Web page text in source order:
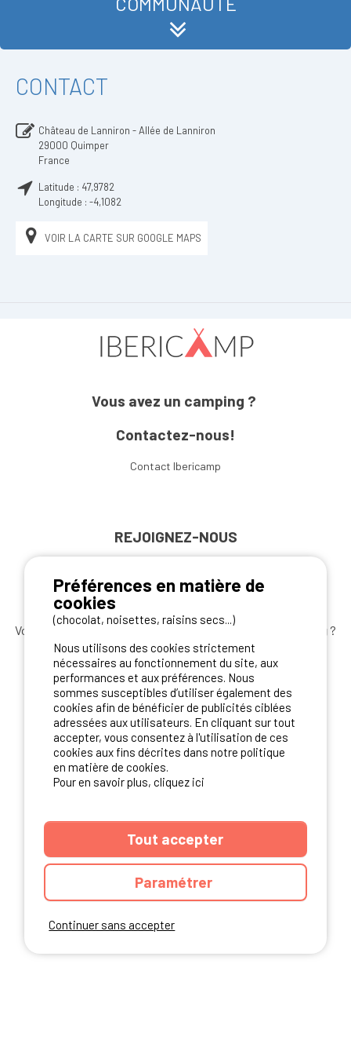
CONTACT
Château de Lanniron - Allée de Lanniron
29000 Quimper
France
Latitude : 47,9782
Longitude : -4,1082
VOIR LA CARTE SUR GOOGLE MAPS
Vous avez un camping ?
Contactez-nous!
Contact Ibericamp
REJOIGNEZ-NOUS
Vous souhaitez bénéficier des meilleures offres camping ?
Abonnez-vous à la newsletterdès aujourd'hui
S'ABONNER
NOS PARTENAIRES
Continuer sans accepter
Préférences en matière de
cookies
(chocolat, noisettes, raisins secs...)
Nous utilisons des cookies strictement
nécessaires au fonctionnement du site, aux
performances et aux préférences. Nous
sommes susceptibles d’utiliser également des
cookies afin de bénéficier de publicités ciblées
adressées aux utilisateurs. En cliquant sur tout
accepter, vous consentez à l'utilisation de ces
cookies aux fins décrites dans notre politique
en matière de cookies.
Pour en savoir plus, cliquez ici
Tout accepter
Paramétrer